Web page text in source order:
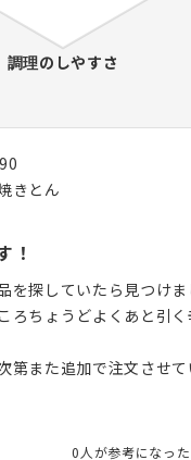
きとん
！
を探していたら見つけま
ろちょうどよくあと引
第また追加で注文させて
0人が参考になった